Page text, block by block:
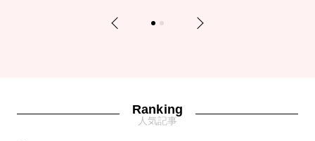
Previous 1 2 Next
Ranking
人気記事